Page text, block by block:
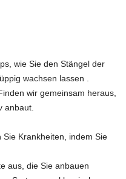
wie Sie den Stängel der
wachsen lassen .
wir gemeinsam heraus,
anbaut.
Krankheiten, indem Sie
aus, die Sie anbauen